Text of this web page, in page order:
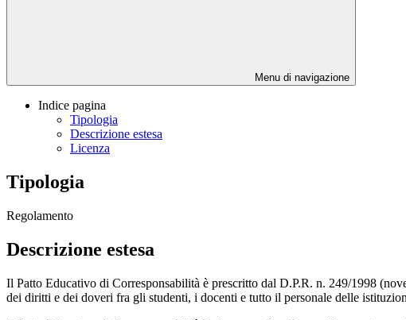
Menu di navigazione
Indice pagina
Tipologia
Descrizione estesa
Licenza
Tipologia
Regolamento
Descrizione estesa
Il Patto Educativo di Corresponsabilità è prescritto dal D.P.R. n. 249/1998
dei diritti e dei doveri fra gli studenti, i docenti e tutto il personale delle